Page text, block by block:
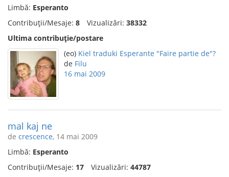
Limbă: Esperanto
Contribuții/Mesaje: 8 Vizualizări: 38332
Ultima contribuție/postare
(eo) Kiel traduki Esperante "Faire partie de"?
de Filu
16 mai 2009
mal kaj ne
de crescence, 14 mai 2009
Limbă: Esperanto
Contribuții/Mesaje: 17 Vizualizări: 44787